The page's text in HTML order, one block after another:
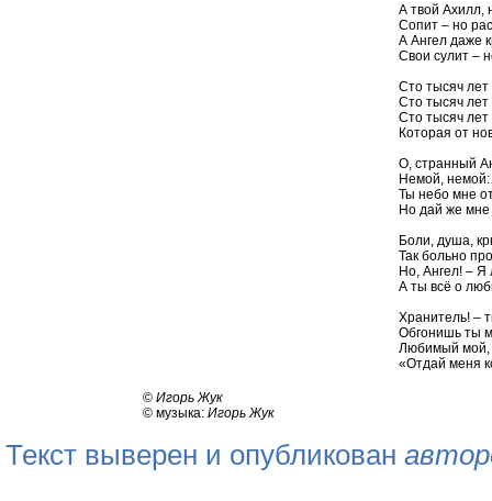
А твой Ахилл,
Сопит – но
А Ангел даже
Свои сулит –
Сто тысяч
Сто тысяч
Сто тысяч
Которая от
О, странный
Немой, немой:
Ты небо мне
Но дай же мне
Боли, душа,
Так больно
Но, Ангел! – Я
А ты всё о
Хранитель! –
Обгонишь ты
Любимый мой,
«Отдай меня
© Игорь Жук
© музыка: Игорь Жук
Текст выверен и опубликован